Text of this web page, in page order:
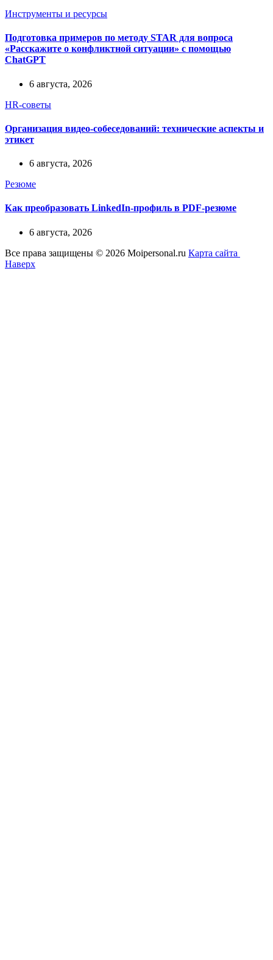
Инструменты и ресурсы
Подготовка примеров по методу STAR для вопроса
«Расскажите о конфликтной ситуации» с помощью
ChatGPT
6 августа, 2026
HR-советы
Организация видео-собеседований: технические аспекты и
этикет
6 августа, 2026
Резюме
Как преобразовать LinkedIn-профиль в PDF-резюме
6 августа, 2026
Все права защищены © 2026 Moipersonal.ru Карта сайта
Наверх